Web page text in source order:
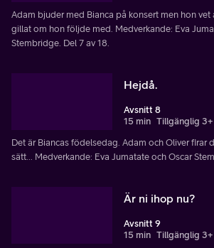
Adam bjuder med Bianca på konsert men hon vet
gillat om hon följde med. Medverkande: Eva
Stembridge. Del 7 av 18.
Hejdå.
Avsnitt 8
15 min Tillgänglig
Det är Biancas födelsedag. Adam och Oliver firar
sätt... Medverkande: Eva Jumatate och Oscar
Är ni ihop nu?
Avsnitt 9
15 min Tillgänglig